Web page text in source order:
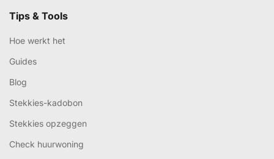
Tips & Tools
Hoe werkt het
Guides
Blog
Stekkies-kadobon
Stekkies opzeggen
Check huurwoning